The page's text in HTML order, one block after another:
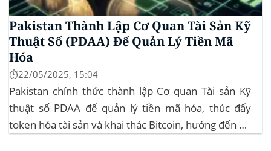
Pakistan Thành Lập Cơ Quan Tài Sản Kỹ
Thuật Số (PDAA) Để Quản Lý Tiền Mã
Hóa
⏱️22/05/2025, 15:04
Pakistan chính thức thành lập Cơ quan Tài sản Kỹ
thuật số PDAA để quản lý tiền mã hóa, thúc đẩy
token hóa tài sản và khai thác Bitcoin, hướng đến hệ